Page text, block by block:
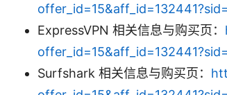
ExpressVPN 相关信息与购买页：
Surfshark 相关信息与购买页：